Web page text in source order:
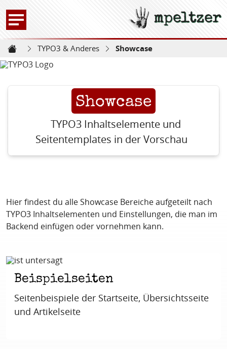
Zur Startseite -
mpeltzer
Startseite
TYPO3 & Anderes Showcase
Showcase
TYPO3 Inhaltselemente und
Seitentemplates in der Vorschau
Hier findest du alle Showcase Bereiche aufgeteilt nach
TYPO3 Inhaltselementen und Einstellungen, die man im
Backend einfügen oder vornehmen kann.
Beispielseiten
Seitenbeispiele der Startseite, Übersichtsseite
und Artikelseite